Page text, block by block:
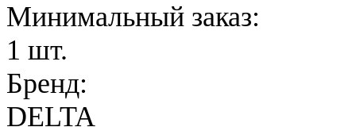
Минимальный заказ:
1 шт.
Бренд:
DELTA